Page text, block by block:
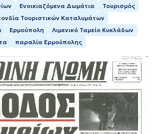
Ενοικιαζόμενα Δωμάτια
Τουρισμός
Τουριστικών Καταλυμάτων
Ερμούπολη
Λιμενικό Ταμείο Κυκλάδων
παραλία Ερμούπολης